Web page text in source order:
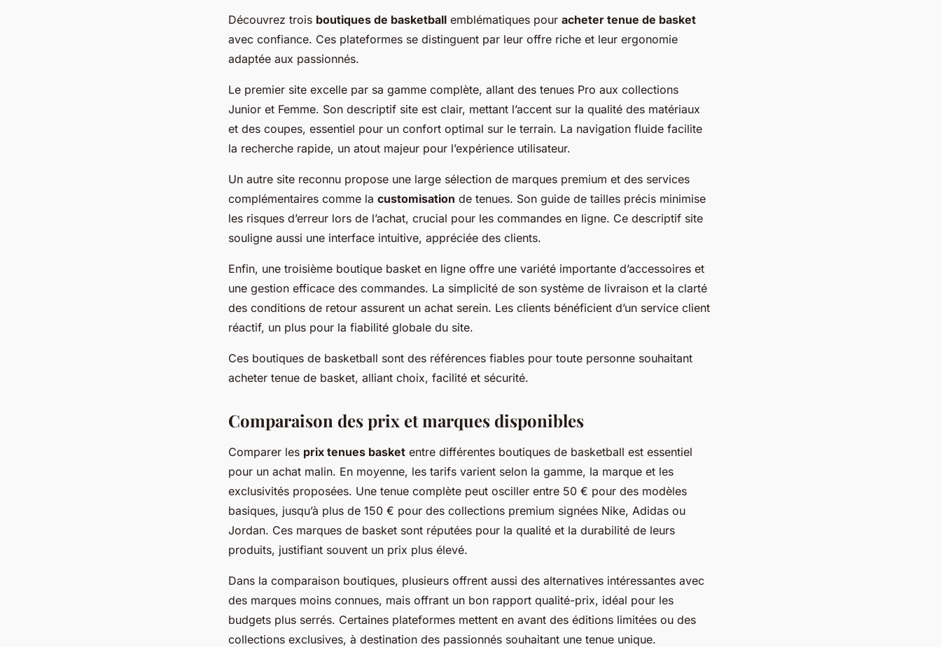
Découvrez trois boutiques de basketball emblématiques pour acheter tenue de basket
avec confiance. Ces plateformes se distinguent par leur offre riche et leur ergonomie
adaptée aux passionnés.
Le premier site excelle par sa gamme complète, allant des tenues Pro aux collections
Junior et Femme. Son descriptif site est clair, mettant l’accent sur la qualité des matériaux
et des coupes, essentiel pour un confort optimal sur le terrain. La navigation fluide facilite
la recherche rapide, un atout majeur pour l’expérience utilisateur.
Un autre site reconnu propose une large sélection de marques premium et des services
complémentaires comme la customisation de tenues. Son guide de tailles précis minimise
les risques d’erreur lors de l’achat, crucial pour les commandes en ligne. Ce descriptif site
souligne aussi une interface intuitive, appréciée des clients.
Enfin, une troisième boutique basket en ligne offre une variété importante d’accessoires et
une gestion efficace des commandes. La simplicité de son système de livraison et la clarté
des conditions de retour assurent un achat serein. Les clients bénéficient d’un service client
réactif, un plus pour la fiabilité globale du site.
Ces boutiques de basketball sont des références fiables pour toute personne souhaitant
acheter tenue de basket, alliant choix, facilité et sécurité.
Comparaison des prix et marques disponibles
Comparer les prix tenues basket entre différentes boutiques de basketball est essentiel
pour un achat malin. En moyenne, les tarifs varient selon la gamme, la marque et les
exclusivités proposées. Une tenue complète peut osciller entre 50 € pour des modèles
basiques, jusqu’à plus de 150 € pour des collections premium signées Nike, Adidas ou
Jordan. Ces marques de basket sont réputées pour la qualité et la durabilité de leurs
produits, justifiant souvent un prix plus élevé.
Dans la comparaison boutiques, plusieurs offrent aussi des alternatives intéressantes avec
des marques moins connues, mais offrant un bon rapport qualité-prix, idéal pour les
budgets plus serrés. Certaines plateformes mettent en avant des éditions limitées ou des
collections exclusives, à destination des passionnés souhaitant une tenue unique.